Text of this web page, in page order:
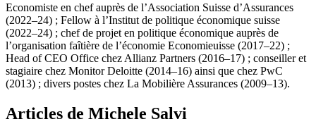
Economiste en chef auprès de l’Association Suisse d’Assurances
(2022–24) ; Fellow à l’Institut de politique économique suisse
(2022–24) ; chef de projet en politique économique auprès de
l’organisation faîtière de l’économie Economieuisse (2017–22) ;
Head of CEO Office chez Allianz Partners (2016–17) ; conseiller et
stagiaire chez Monitor Deloitte (2014–16) ainsi que chez PwC
(2013) ; divers postes chez La Mobilière Assurances (2009–13).
Articles de Michele Salvi